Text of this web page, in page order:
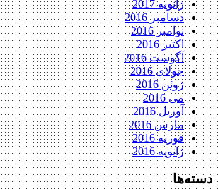
ژانویه 2017
دسامبر 2016
نوامبر 2016
اکتبر 2016
آگوست 2016
جولای 2016
ژوئن 2016
می 2016
آوریل 2016
مارس 2016
فوریه 2016
ژانویه 2016
دسته‌ها